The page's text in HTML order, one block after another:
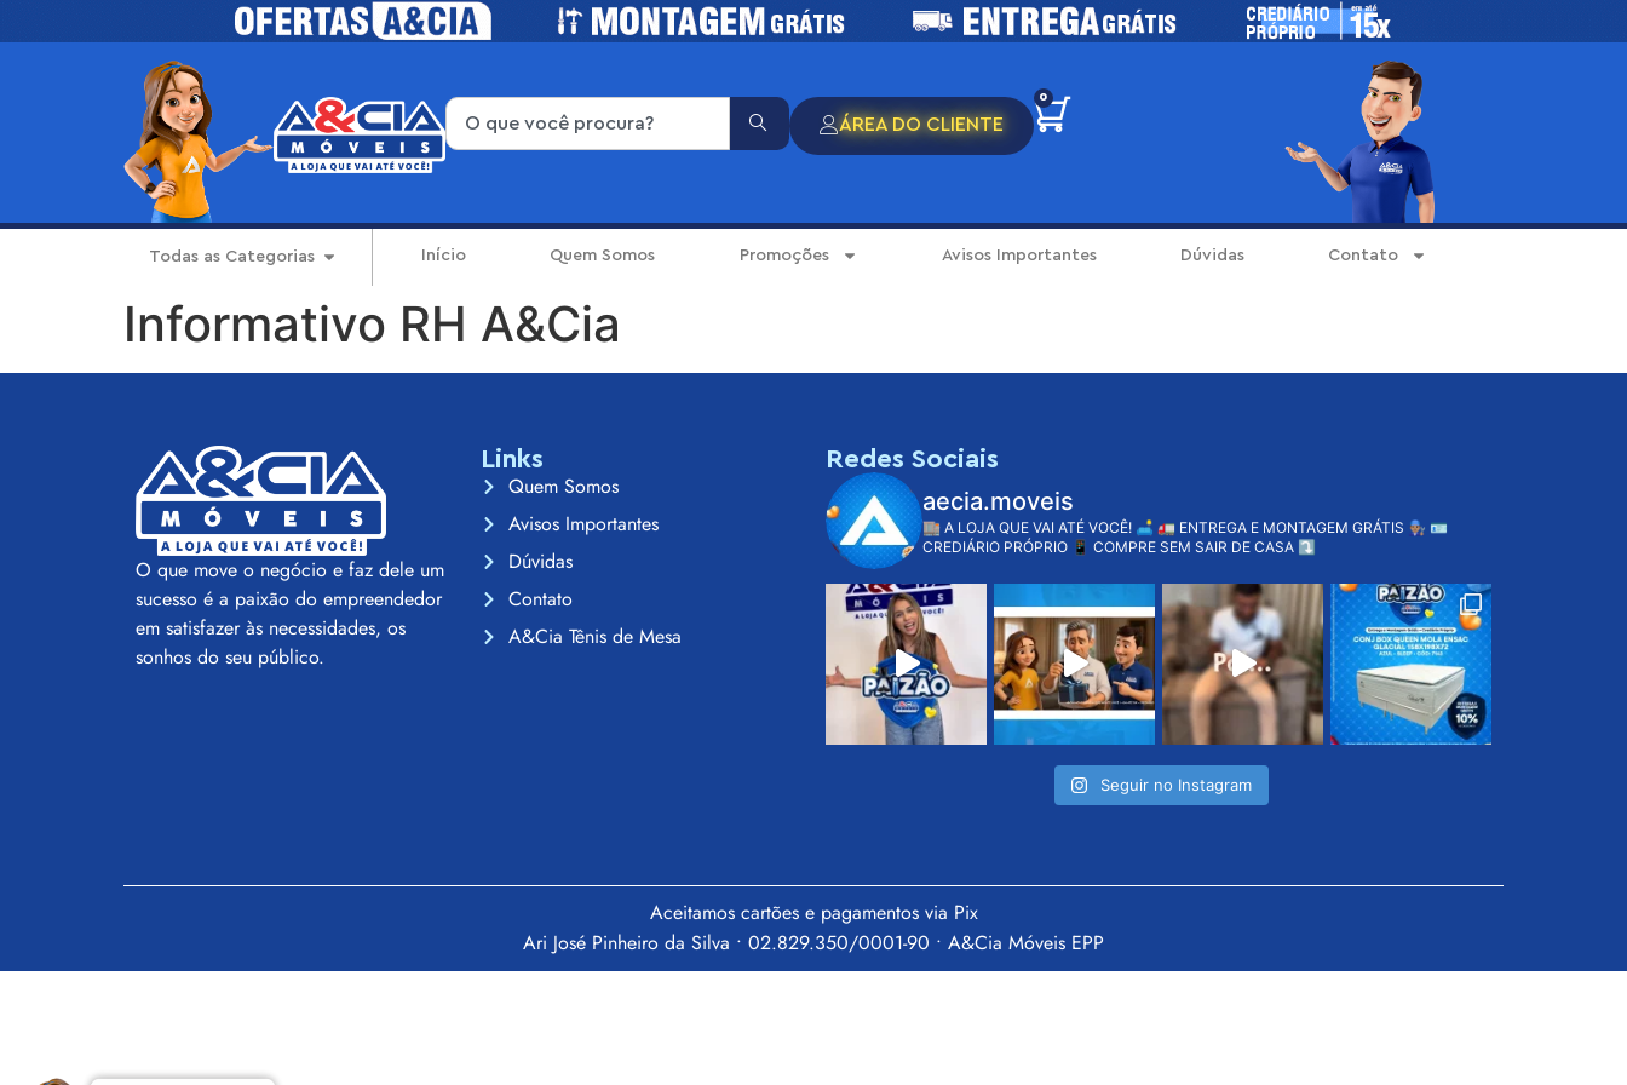
ÁREA DO CLIENTE
0
Todas as Categorias Início Quem Somos Promoções Avisos Importantes Dúvidas Contato
Informativo RH A&Cia
O que move o negócio e faz dele um
sucesso é a paixão do empreendedor
em satisfazer às necessidades, os
sonhos do seu público.
Links
Quem Somos
Avisos Importantes
Dúvidas
Contato
A&Cia Tênis de Mesa
Redes Sociais
aecia.moveis
🏬 A LOJA QUE VAI ATÉ VOCÊ! 🛋️ 🚛 ENTREGA E MONTAGEM GRÁTIS 👨🏽‍🔧 🪪
CREDIÁRIO PRÓPRIO 📱 COMPRE SEM SAIR DE CASA ⤵️
Seguir no Instagram
Aceitamos cartões e pagamentos via Pix
Ari José Pinheiro da Silva • 02.829.350/0001-90 • A&Cia Móveis EPP